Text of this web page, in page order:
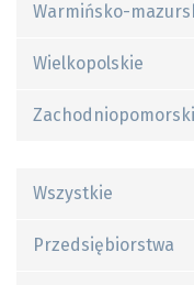
Warmińsko-
Wielkopolskie
Wszystkie
Przedsiębiorstwa